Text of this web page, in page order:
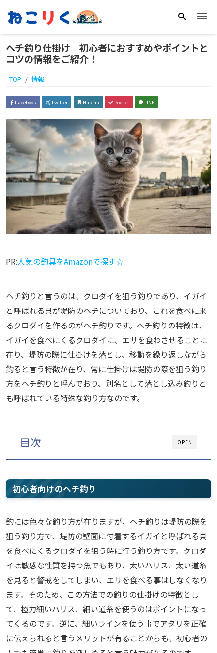
ヘチ釣り仕掛け 初心者におすすめやポイントと
コツの情報をご紹介！
TOP 情報
Facebook Twitter Hatena Pocket LINE
PR:人気の釣具をAmazonで探す☆
ヘチ釣りと言うのは、クロダイを狙う釣りであり、イガイ
と呼ばれる貝が堤防のヘチについており、これを食べに来
るクロダイを作るのがヘチ釣りです。ヘチ釣りの特徴は、
イガイを食べにくるクロダイに、エサを食わさせることに
在り、堤防の際に仕掛けを落とし、移動を繰り返しながら
釣ると言う特徴が在り、常に仕掛けは堤防の際を狙う釣り
方をヘチ釣りと呼んでおり、別名として落とし込み釣りと
も呼ばれている特殊な釣り方なのです。
OPEN
目次
初心者向けのヘチ釣り
釣には色々な釣り方が在りますが、ヘチ釣りは堤防の際を
狙う釣り方で、堤防の壁面に付着するイガイと呼ばれる貝
を食べにくるクロダイを狙う時に行う釣り方です。クロダ
イは敏感な性質を持つ魚でもあり、太いハリス、太い道糸
を見ると警戒をしてしまい、エサを食べる事はしなくなり
ます。そのため、この方法での釣りの仕掛けの特徴とし
て、極力細いハリス、細い道糸を使うのはポイントになっ
てくるのです。逆に、細いラインを使う事でアタリを正確
に伝えられると言うメリットが有ることからも、初心者の